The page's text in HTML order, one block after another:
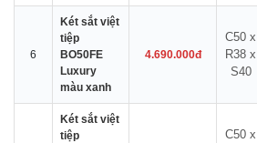
6
Két sắt việt
tiệp
BO50FE
Luxury
màu xanh
4.690.000đ
C50 x
R38 x
S40
Két sắt việt
tiệp
C50 x